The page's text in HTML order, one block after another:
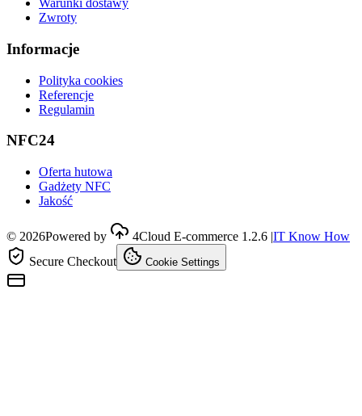
Warunki dostawy
Zwroty
Informacje
Polityka cookies
Referencje
Regulamin
NFC24
Oferta hutowa
Gadżety NFC
Jakość
© 2026Powered by 4Cloud E-commerce 1.2.6 |IT Know How
Secure Checkout
Cookie Settings